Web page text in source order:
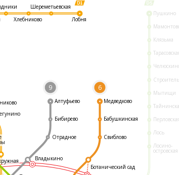
Пушкино
Клязьма
Мытищи
Лось
Лосино-
островская
9 6
Медведково
Бабушкинская
Свиблово
Хлебниково
Шереметьевская
Лобня
Бибирево
Отрадное
Владыкино
Ботанический сад
Алтуфьево